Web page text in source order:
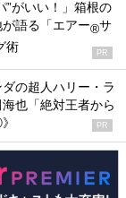
”がいい！」箱根の
語る「エアー®サ
術 PR
の超人ハリー・ラ
也「絶対王者から
PR